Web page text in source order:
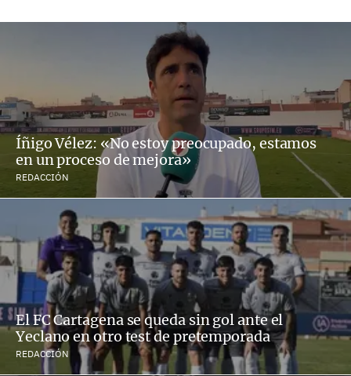
Íñigo Vélez: «No estoy preocupado, estamos
en un proceso de mejora»
REDACCIÓN
El FC Cartagena se queda sin gol ante el
Yeclano en otro test de pretemporada
REDACCIÓN